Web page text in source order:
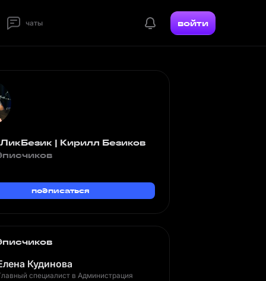
чаты войти
| Кирилл Безиков
подписаться
Кудинова
специалист в Администрация